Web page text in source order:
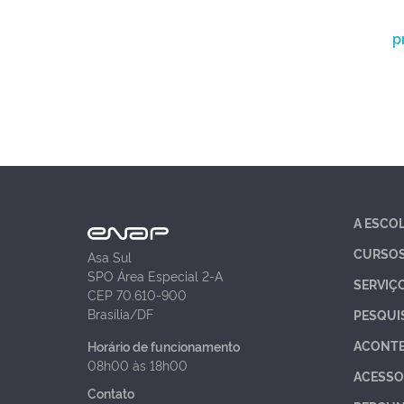
Asa Sul
SPO Área Especial 2-A
CEP 70.610-900
Brasília/DF
Horário de funcionamento
08h00 às 18h00
Contato
A